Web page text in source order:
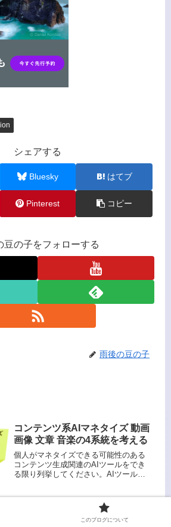
シェアする
Bluesky はてブ
Pinterest コピー
豆の子をフォローする
雨後の豆の子
コンテンツ系AIマネタイズ 動画
画像 文章 音楽の4系統を考える
個人がマネタイズできる可能性のある
コンテンツ生成関連のAIツールをでき
る限り列挙してください。AIツール
なり得ます。以下に、そのようなツー
ルのいくつかを列挙します：個人が
AI と ゲームエンジン 相性の良
このブログについて